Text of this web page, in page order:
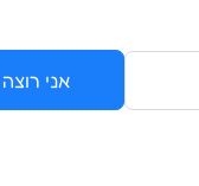
אני